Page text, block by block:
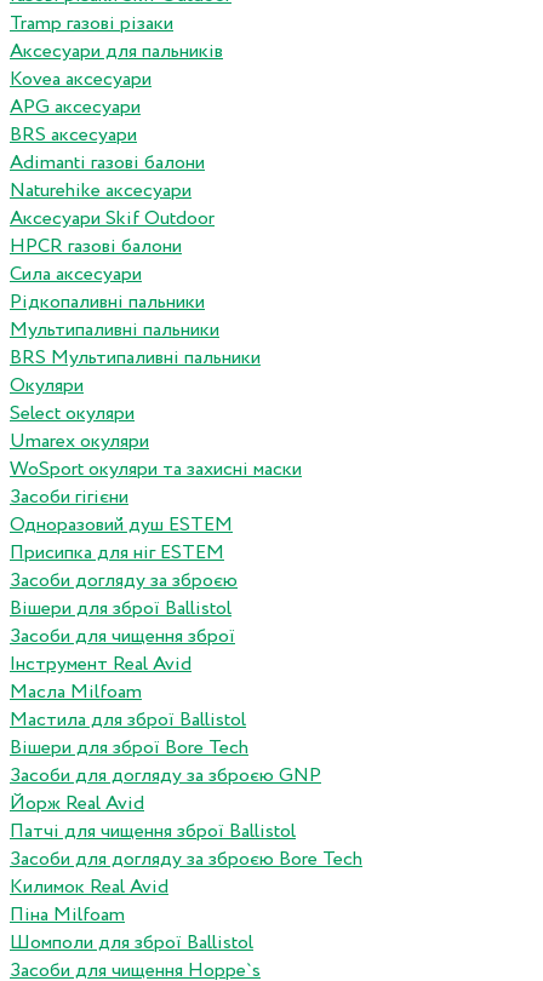
Tramp газові різаки
Аксесуари для пальників
Kovea аксесуари
APG аксесуари
BRS аксесуари
Adimanti газові балони
Naturehike аксесуари
Аксесуари Skif Outdoor
HPCR газові балони
Сила аксесуари
Рідкопаливні пальники
Мультипаливні пальники
BRS Мультипаливні пальники
Окуляри
Select окуляри
Umarex окуляри
WoSport окуляри та захисні маски
Засоби гігієни
Одноразовий душ ESTEM
Присипка для ніг ESTEM
Засоби догляду за зброєю
Вішери для зброї Ballistol
Засоби для чищення зброї
Інструмент Real Avid
Масла Milfoam
Мастила для зброї Ballistol
Вішери для зброї Bore Tech
Засоби для догляду за зброєю GNP
Йорж Real Avid
Патчі для чищення зброї Ballistol
Засоби для догляду за зброєю Bore Tech
Килимок Real Avid
Піна Milfoam
Шомполи для зброї Ballistol
Засоби для чищення Hoppe`s